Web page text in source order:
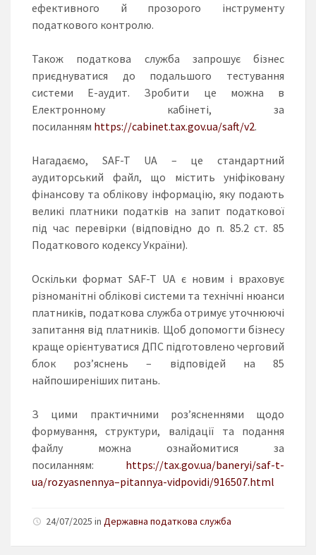
ефективного й прозорого інструменту
податкового контролю.
Також податкова служба запрошує бізнес
приєднуватися до подальшого тестування
системи Е-аудит. Зробити це можна в
Електронному кабінеті, за
посиланням https://cabinet.tax.gov.ua/saft/v2.
Нагадаємо, SAF-T UA – це стандартний
аудиторський файл, що містить уніфіковану
фінансову та облікову інформацію, яку подають
великі платники податків на запит податкової
під час перевірки (відповідно до п. 85.2 ст. 85
Податкового кодексу України).
Оскільки формат SAF-T UA є новим і враховує
різноманітні облікові системи та технічні нюанси
платників, податкова служба отримує уточнюючі
запитання від платників. Щоб допомогти бізнесу
краще орієнтуватися ДПС підготовлено черговий
блок роз’яснень – відповідей на 85
найпоширеніших питань.
З цими практичними роз’ясненнями щодо
формування, структури, валідації та подання
файлу можна ознайомитися за
посиланням: https://tax.gov.ua/baneryi/saf-t-
ua/rozyasnennya–pitannya-vidpovidi/916507.html
24/07/2025 in Державна податкова служба